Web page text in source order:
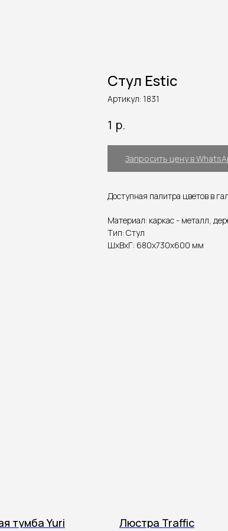
Стул Estic
Артикул: 1831
1 р.
Запросить цену в
Доступная палитра цветов в
Материал: каркас - металл,
Тип: Стул
ШxВxГ: 680x730x600 мм
тумба Yuri Люстра Traffic